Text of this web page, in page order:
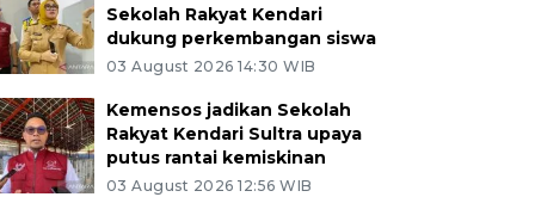
Sekolah Rakyat Kendari
dukung perkembangan siswa
03 August 2026 14:30 WIB
Kemensos jadikan Sekolah
Rakyat Kendari Sultra upaya
putus rantai kemiskinan
03 August 2026 12:56 WIB